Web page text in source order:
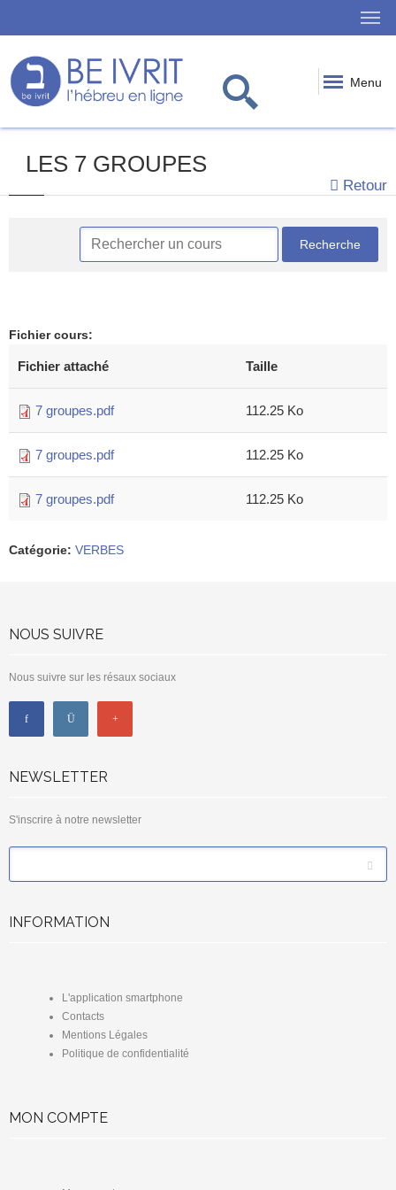
Menu
LES 7 GROUPES
Retour
Fichier cours:
Fichier attaché Taille
7 groupes.pdf 112.25 Ko
7 groupes.pdf 112.25 Ko
7 groupes.pdf 112.25 Ko
Catégorie: VERBES
NOUS SUIVRE
Nous suivre sur les résaux sociaux
NEWSLETTER
S'inscrire à notre newsletter
INFORMATION
L'application smartphone
Contacts
Mentions Légales
Politique de confidentialité
MON COMPTE